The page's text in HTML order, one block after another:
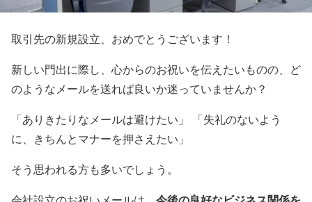
取引先の新規設立、おめでとうございます！
新しい門出に際し、心からのお祝いを伝えたいものの、ど
のようなメールを送れば良いか迷っていませんか？
「ありきたりなメールは避けたい」 「失礼のないよう
に、きちんとマナーを押さえたい」
そう思われる方も多いでしょう。